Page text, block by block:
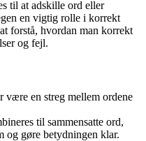
til at adskille ord eller
en vigtig rolle i korrekt
forstå, hvordan man korrekt
og fejl.
være en streg mellem ordene
til sammensatte ord,
og gøre betydningen klar.